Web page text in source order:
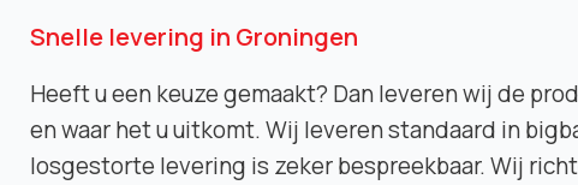
Snelle levering in Groningen
Heeft u een keuze gemaakt? Dan leveren wij de
en waar het u uitkomt. Wij leveren standaard in
losgestorte levering is zeker bespreekbaar. Wij